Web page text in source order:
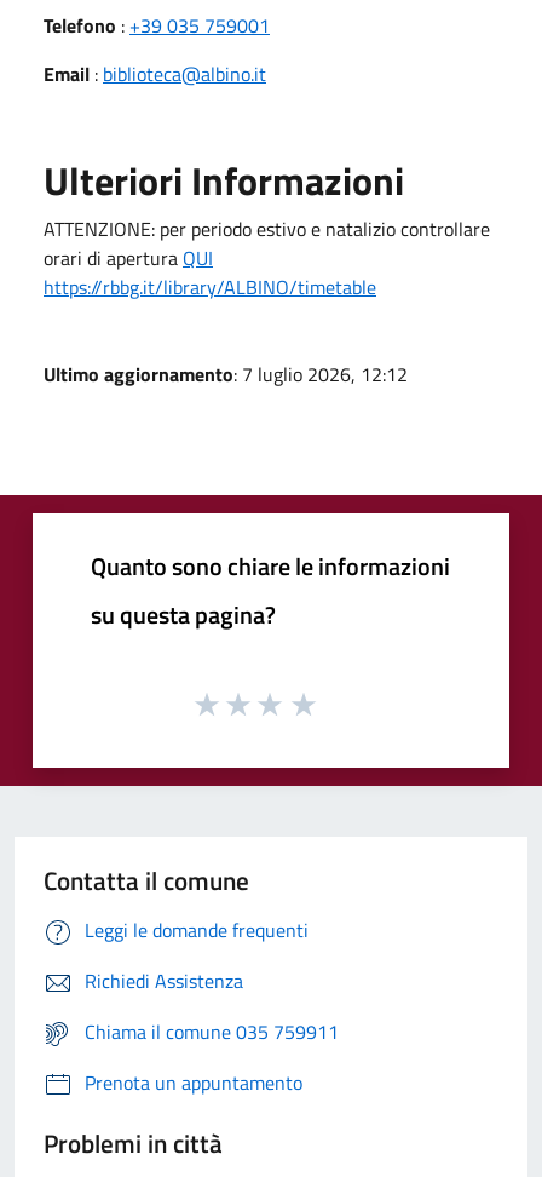
Telefono : +39 035 759001
Email : biblioteca@albino.it
Ulteriori Informazioni
ATTENZIONE: per periodo estivo e natalizio controllare
orari di apertura QUI
https://rbbg.it/library/ALBINO/timetable
Ultimo aggiornamento: 7 luglio 2026, 12:12
Quanto sono chiare le informazioni
su questa pagina?
Contatta il comune
Leggi le domande frequenti
Richiedi Assistenza
Chiama il comune 035 759911
Prenota un appuntamento
Problemi in città